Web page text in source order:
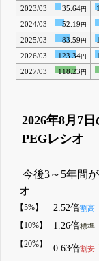
2023/03
35.64円
2024/03
52.19 円
2025/03 83.59 円
2026/03 123.34円
2027/03 118.23 円
2026年8月7
PEGレシオ
今後3～5年間
オ
【5%】 2.52倍割高
【10%】 1.26倍標準
【20%】 0.63倍割安